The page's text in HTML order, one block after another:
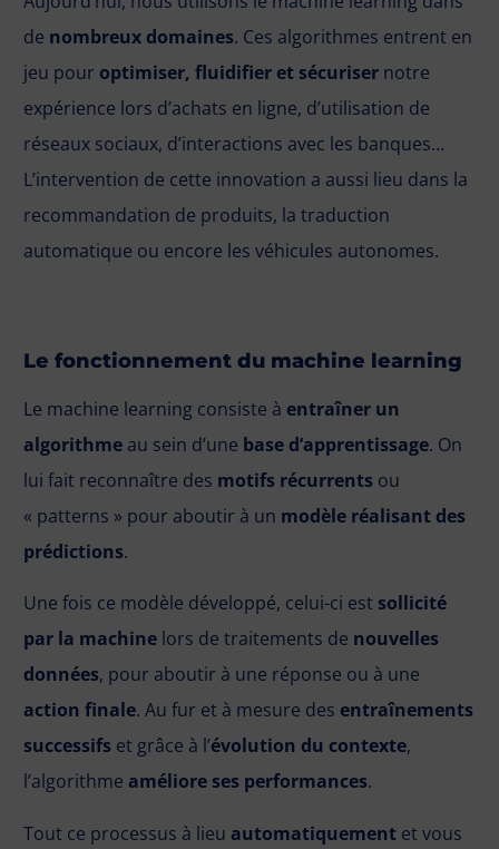
de nombreux domaines. Ces algorithmes entrent en
jeu pour optimiser, fluidifier et sécuriser notre
expérience lors d’achats en ligne, d’utilisation de
réseaux sociaux, d’interactions avec les banques…
L’intervention de cette innovation a aussi lieu dans la
recommandation de produits, la traduction
automatique ou encore les véhicules autonomes.
Le fonctionnement du machine learning
Le machine learning consiste à entraîner un
algorithme au sein d’une base d’apprentissage. On
lui fait reconnaître des motifs récurrents ou
« patterns » pour aboutir à un modèle réalisant des
prédictions.
Une fois ce modèle développé, celui-ci est sollicité
par la machine lors de traitements de nouvelles
données, pour aboutir à une réponse ou à une
action finale. Au fur et à mesure des entraînements
successifs et grâce à l’évolution du contexte,
l’algorithme améliore ses performances.
Tout ce processus à lieu automatiquement et vous